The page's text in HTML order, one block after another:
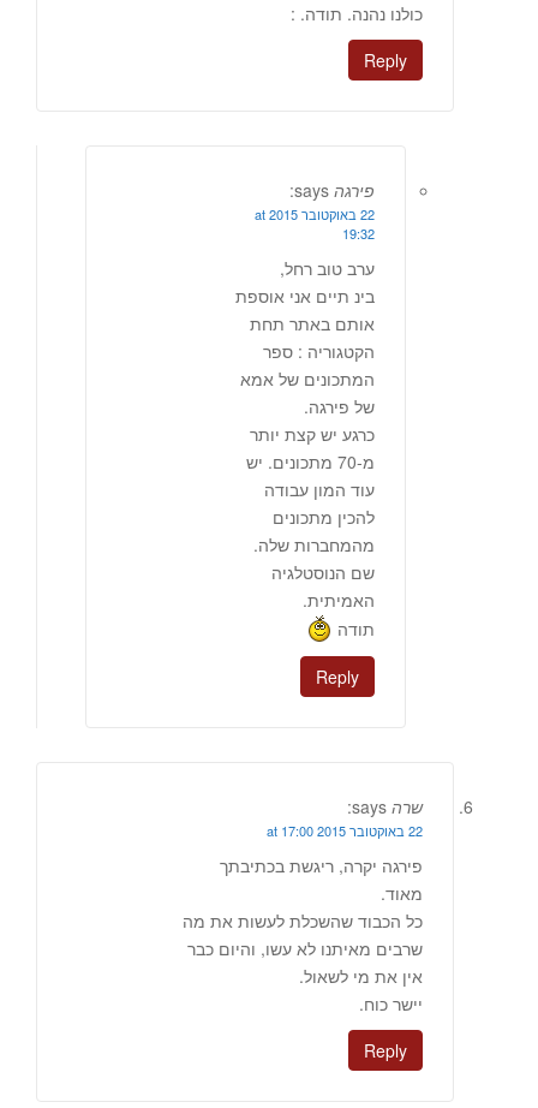
כולנו נהנה. תודה. :
Reply
פירגה says:
22 באוקטובר 2015 at
19:32
ערב טוב רחל,
בינ תיים אני אוספת
אותם באתר תחת
הקטגוריה : ספר
המתכונים של אמא
של פירגה.
כרגע יש קצת יותר
מ-70 מתכונים. יש
עוד המון עבודה
להכין מתכונים
מהמחברות שלה.
שם הנוסטלגיה
האמיתית.
תודה
Reply
שרה says:
22 באוקטובר 2015 at 17:00
פירגה יקרה, ריגשת בכתיבתך
מאוד.
כל הכבוד שהשכלת לעשות את מה
שרבים מאיתנו לא עשו, והיום כבר
אין את מי לשאול.
יישר כוח.
Reply